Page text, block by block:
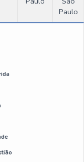
Paulo